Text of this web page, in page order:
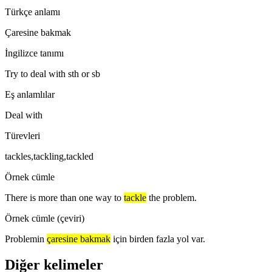
Türkçe anlamı
Çaresine bakmak
İngilizce tanımı
Try to deal with sth or sb
Eş anlamlılar
Deal with
Türevleri
tackles,tackling,tackled
Örnek cümle
There is more than one way to tackle the problem.
Örnek cümle (çeviri)
Problemin çaresine bakmak için birden fazla yol var.
Diğer kelimeler